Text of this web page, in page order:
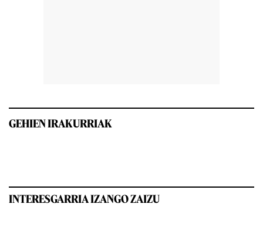
GEHIEN IRAKURRIAK
INTERESGARRIA IZANGO ZAIZU